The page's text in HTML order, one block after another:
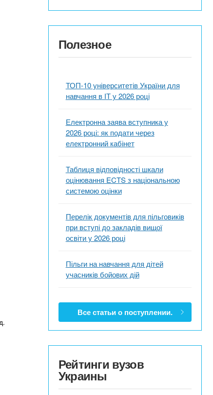
Полезное
ТОП-10 університетів України для
навчання в ІТ у 2026 році
Електронна заява вступника у
2026 році: як подати через
електронний кабінет
Таблиця відповідності шкали
оцінювання ECTS з національною
системою оцінки
Перелік документів для пільговиків
при вступі до закладів вищої
освіти у 2026 році
Пільги на навчання для дітей
учасників бойових дій
Все статьи о поступлении.
Рейтинги вузов
Украины